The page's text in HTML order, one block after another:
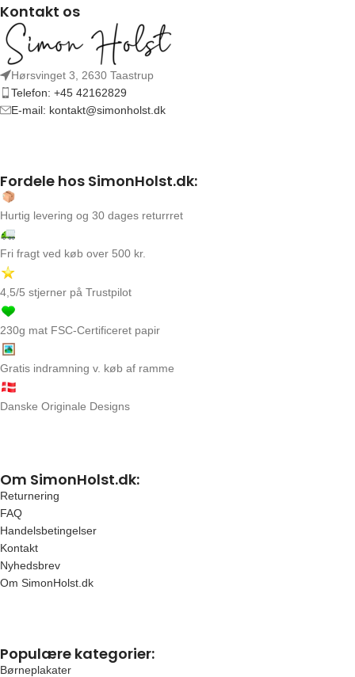
Kontakt os
Hørsvinget 3, 2630 Taastrup
Telefon: +45 42162829
E-mail: kontakt@simonholst.dk
Fordele hos SimonHolst.dk:
Hurtig levering og 30 dages returrret
Fri fragt ved køb over 500 kr.
4,5/5 stjerner på Trustpilot
230g mat FSC-Certificeret papir
Gratis indramning v. køb af ramme
Danske Originale Designs
Om SimonHolst.dk:
Returnering
FAQ
Handelsbetingelser
Kontakt
Nyhedsbrev
Om SimonHolst.dk
Populære kategorier:
Børneplakater